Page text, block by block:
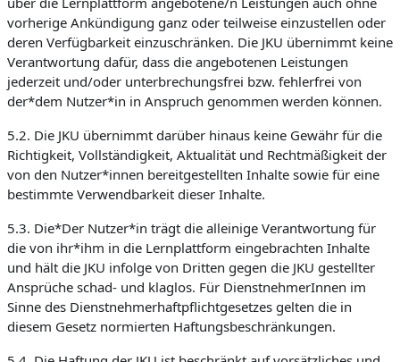
vorherige Ankündigung ganz oder teilweise einzustellen oder
deren Verfügbarkeit einzuschränken. Die JKU übernimmt keine
Verantwortung dafür, dass die angebotenen Leistungen
jederzeit und/oder unterbrechungsfrei bzw. fehlerfrei von
der*dem Nutzer*in in Anspruch genommen werden können.
5.2. Die JKU übernimmt darüber hinaus keine Gewähr für die
Richtigkeit, Vollständigkeit, Aktualität und Rechtmäßigkeit der
von den Nutzer*innen bereitgestellten Inhalte sowie für eine
bestimmte Verwendbarkeit dieser Inhalte.
5.3. Die*Der Nutzer*in trägt die alleinige Verantwortung für
die von ihr*ihm in die Lernplattform eingebrachten Inhalte
und hält die JKU infolge von Dritten gegen die JKU gestellter
Ansprüche schad- und klaglos. Für DienstnehmerInnen im
Sinne des Dienstnehmerhaftpflichtgesetzes gelten die in
diesem Gesetz normierten Haftungsbeschränkungen.